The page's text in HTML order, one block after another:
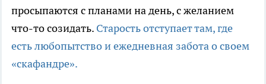
просыпаются с планами на день, с желанием
что-то созидать. Старость отступает там, где
есть любопытство и ежедневная забота о своем
«скафандре».